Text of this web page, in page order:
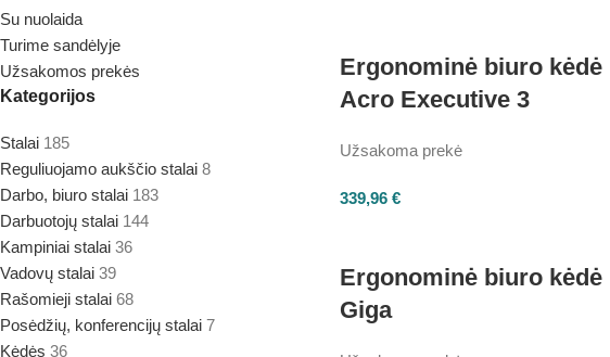
Su nuolaida
Turime sandėlyje
Užsakomos prekės
Kategorijos
Stalai 185
Reguliuojamo aukščio stalai 8
Darbo, biuro stalai 183
Darbuotojų stalai 144
Kampiniai stalai 36
Vadovų stalai 39
Rašomieji stalai 68
Posėdžių, konferencijų stalai 7
Kėdės 36
Ergonominė biuro kėdė
Acro Executive 3
Užsakoma prekė
339,96 €
Ergonominė biuro kėdė
Giga